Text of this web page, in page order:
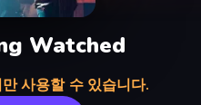
Watched
사용할 수 있습니다.